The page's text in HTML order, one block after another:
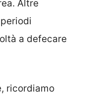
Altre
a defecare
ricordiamo